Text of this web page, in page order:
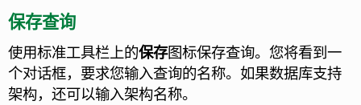
保存查询
使用标准工具栏上的保存图标保存查询。您将看到一
个对话框，要求您输入查询的名称。如果数据库支持
架构，还可以输入架构名称。